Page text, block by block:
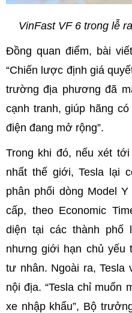
VinFast VF 6 trong lễ
Đồng quan điểm, bài
“Chiến lược định giá
trường địa phương đã
cạnh tranh, giúp hãng
điện đang mở rộng”.
Trong khi đó, nếu xét
nhất thế giới, Tesla lại
phân phối dòng Model
cấp, theo Economic
diện tại các thành phố
nhưng giới hạn chủ yếu
tư nhân. Ngoài ra, Tesla
nội địa. “Tesla chỉ muốn
xe nhập khẩu”, Bộ